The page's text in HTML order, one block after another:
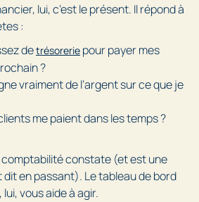
lui, c’est le présent. Il répond à
:
detrésorerie pour payer mes
?
vraiment de l’argent sur ce que je
me paient dans les temps ?
comptabilité constate (et est une
dit en passant). Le tableau de bord
vous aide à agir.